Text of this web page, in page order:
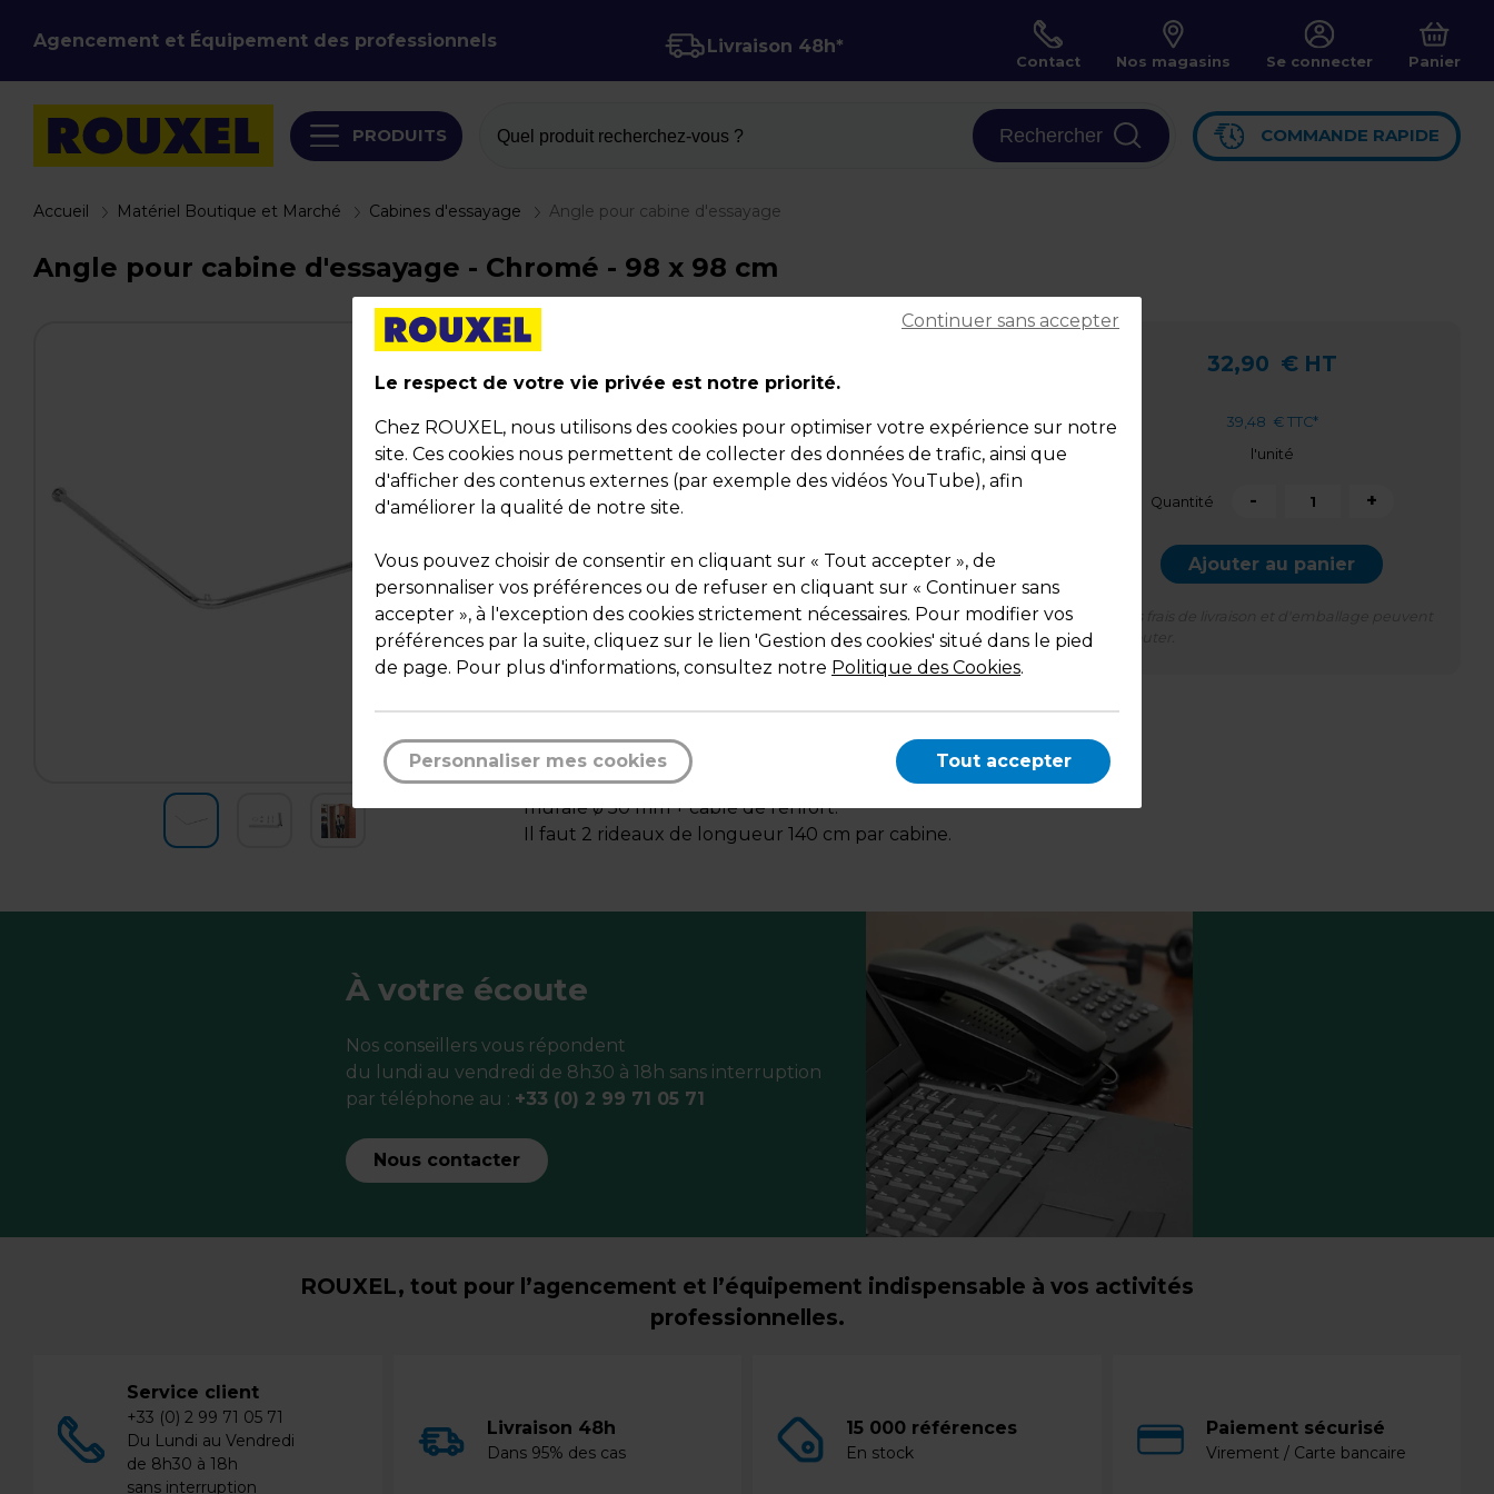
Agencement et Équipement des professionnels Livraison 48h*
Contact Nos magasins Se connecter Panier
PRODUITS Quel produit recherchez-vous ? Rechercher COMMANDE RAPIDE
Accueil Matériel Boutique et Marché Cabines d'essayage Angle pour cabine d'essayage
Angle pour cabine d'essayage - Chromé - 98 x 98 cm
Angle pour cabine d'essayage
Code :13055
Couleur : Chromé
Matière : Métal
Dimensions : 98 x 98 cm
Poids : 1,60 kg
32,90 € HT
39,48 € TTC*
l'unité
Quantité - +
Ajouter au panier
Description
En tube ø 25 mm.
Solution angulaire en métal avec platines pour fixation
murale ø 50 mm + câble de renfort.
Il faut 2 rideaux de longueur 140 cm par cabine.
À votre écoute
Nos conseillers vous répondent
du lundi au vendredi de 8h30 à 18h sans interruption
par téléphone au : +33 (0) 2 99 71 05 71
Nous contacter
ROUXEL, tout pour l’agencement et l’équipement indispensable à vos activités
professionnelles.
Service client
+33 (0) 2 99 71 05 71
Du Lundi au Vendredi
de 8h30 à 18h
sans interruption
Livraison 48h
Dans 95% des cas
15 000 références
En stock
Paiement sécurisé
Virement / Carte bancaire
Le respect de votre vie privée est notre priorité.
Chez ROUXEL, nous utilisons des cookies pour optimiser votre expérience sur notre
site. Ces cookies nous permettent de collecter des données de trafic, ainsi que
d'afficher des contenus externes (par exemple des vidéos YouTube), afin
d'améliorer la qualité de notre site.
Vous pouvez choisir de consentir en cliquant sur « Tout accepter », de
personnaliser vos préférences ou de refuser en cliquant sur « Continuer sans
accepter », à l'exception des cookies strictement nécessaires. Pour modifier vos
préférences par la suite, cliquez sur le lien 'Gestion des cookies' situé dans le pied
de page. Pour plus d'informations, consultez notre Politique des Cookies.
Continuer sans accepter
Personnaliser mes cookies Tout accepter